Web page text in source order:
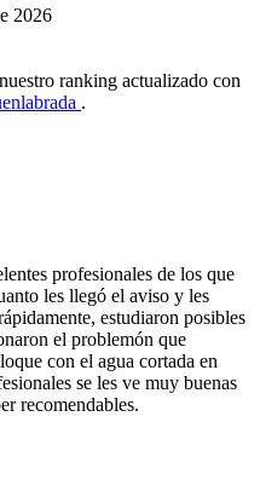
2026
ranking actualizado con
.
profesionales de los que
les llegó el aviso y les
estudiaron posibles
el problemón que
con el agua cortada en
se les ve muy buenas
recomendables.